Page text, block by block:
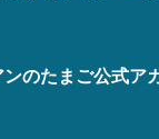
のたまご公式ア